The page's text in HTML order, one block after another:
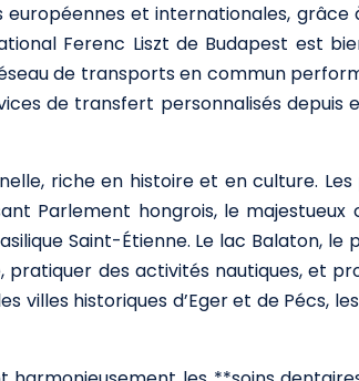
et internationales,
Ferenc Liszt de Budapest est
de transports en commun
de transfert personnalisés
riche en histoire et en culture.
Parlement hongrois, le
Saint-Étienne. Le lac Balaton, le
des activités nautiques, et
historiques d’Eger et de Pécs,